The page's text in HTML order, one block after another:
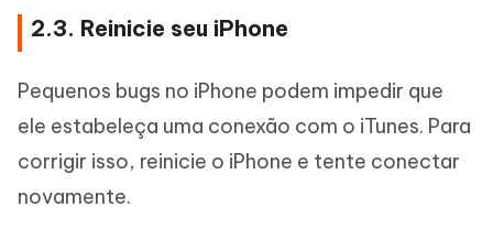
2.3. Reinicie seu iPhone
Pequenos bugs no iPhone podem impedir que
ele estabeleça uma conexão com o iTunes. Para
corrigir isso, reinicie o iPhone e tente conectar
novamente.